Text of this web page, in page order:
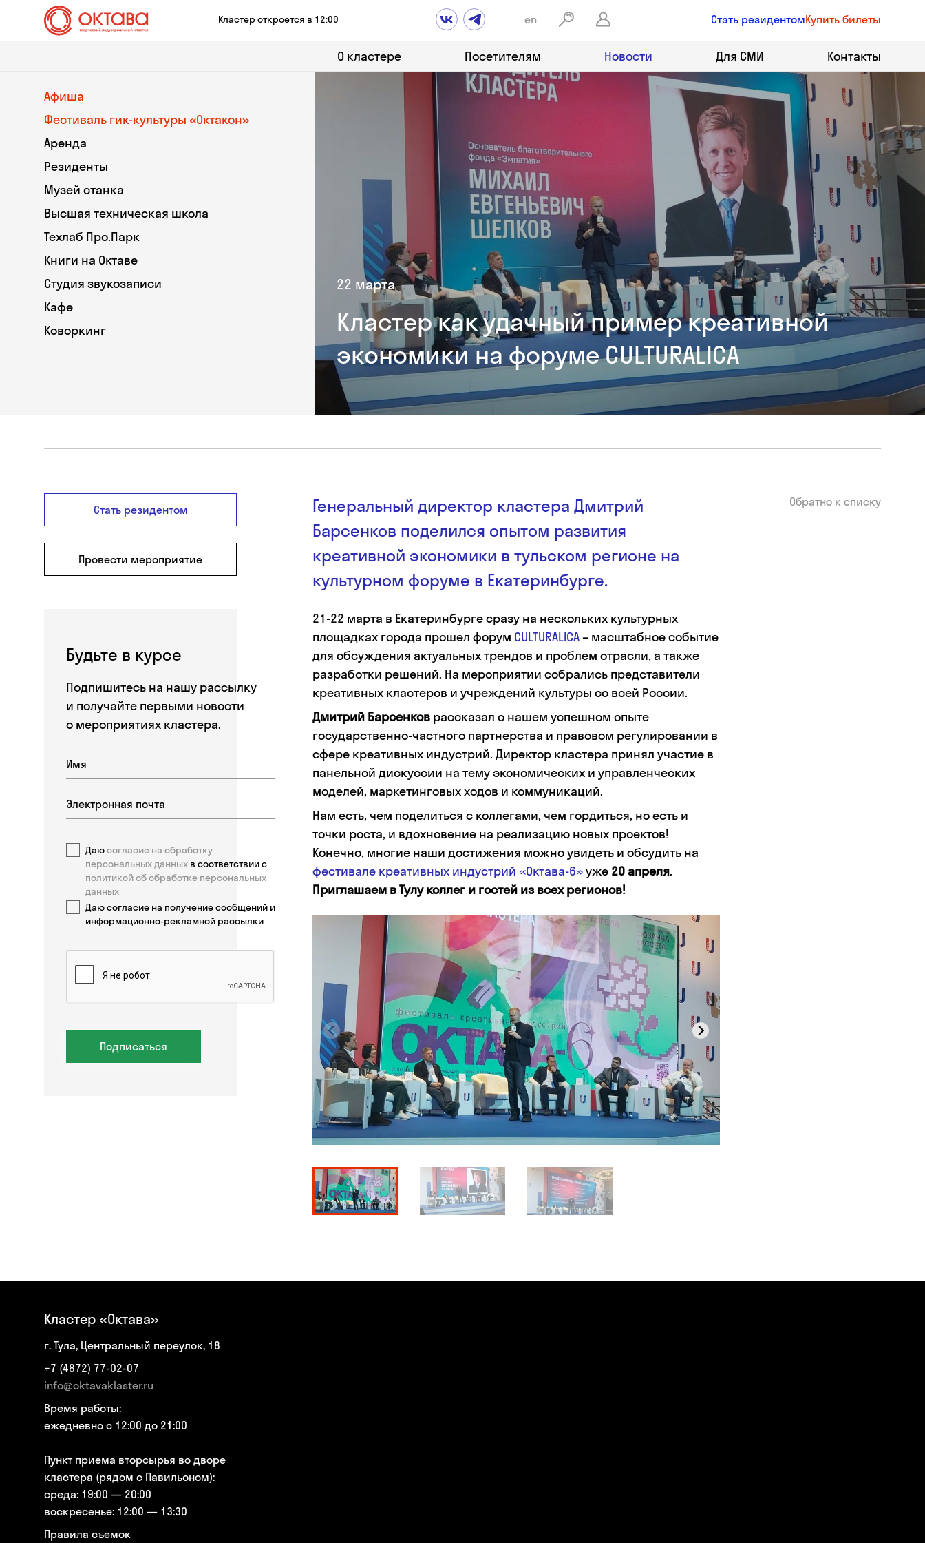
Кластер откроется в 12:00 en Стать резидентомКупить билеты
О кластере Посетителям Новости Для СМИ Контакты
Афиша
Фестиваль гик-культуры «Октакон»
Аренда
Резиденты
Музей станка
Высшая техническая школа
Техлаб Про.Парк
Книги на Октаве
Студия звукозаписи
Кафе
Коворкинг
22 марта
Кластер как удачный пример креативной
экономики на форуме CULTURALICA
Стать резидентом
Провести мероприятие
Будьте в курсе
Подпишитесь на нашу рассылку
и получайте первыми новости
о мероприятиях кластера.
Даюсогласие на обработку
персональных данных в соответствии с
политикой об обработке персональных
данных
Даю согласие на получение сообщений и
информационно-рекламной рассылки
Подписаться
Генеральный директор кластера Дмитрий
Барсенков поделился опытом развития
креативной экономики в тульском регионе на
культурном форуме в Екатеринбурге.
21-22 марта в Екатеринбурге сразу на нескольких культурных
площадках города прошел форум CULTURALICA– масштабное событие
для обсуждения актуальных трендов и проблем отрасли, а также
разработки решений. На мероприятии собрались представители
креативных кластеров и учреждений культуры со всей России.
Дмитрий Барсенковрассказал о нашем успешном опыте
государственно-частного партнерства и правовом регулировании в
сфере креативных индустрий. Директор кластера принял участие в
панельной дискуссии на тему экономических и управленческих
моделей, маркетинговых ходов и коммуникаций.
Нам есть, чем поделиться с коллегами, чем гордиться, но есть и
точки роста, и вдохновение на реализацию новых проектов!
Конечно, многие наши достижения можно увидеть и обсудить на
фестивале креативных индустрий «Октава-6»уже 20 апреля.
Приглашаем в Тулу коллег и гостей из всех регионов!
Обратно к списку
Кластер «Октава»
г. Тула, Центральный переулок, 18
+7 (4872) 77-02-07
info@oktavaklaster.ru
Время работы:
ежедневно с 12:00 до 21:00
Пункт приема вторсырья во дворе
кластера (рядом с Павильоном):
среда: 19:00 — 20:00
воскресенье: 12:00 — 13:30
Правила съемок